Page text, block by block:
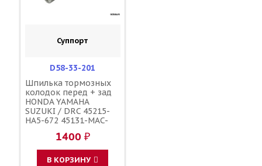
Суппорт
D58-33-201
Шпилька тормозных
колодок перед + зад
HONDA YAMAHA
SUZUKI / DRC 45215-
HA5-672 45131-MAC-
8CR-25924-00-00
59345-13E00 69345-
43D00
1400 ₽
В КОРЗИНУ